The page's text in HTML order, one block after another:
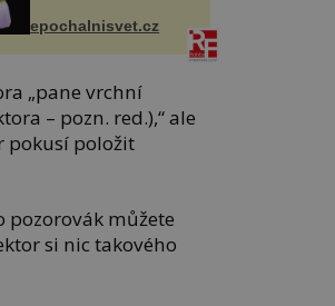
epochalnisvet.cz
„pane vrchní
– pozn. red.),“ ale
pokusí položit
pozorovák můžete
si nic takového